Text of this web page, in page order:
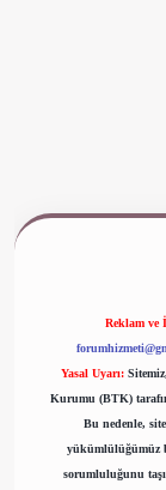
Reklam ve
Yasal Uyarı:
Kurumu (BTK)
Bu nedenle,
yükümlülüğümüz
sorumluluğunu